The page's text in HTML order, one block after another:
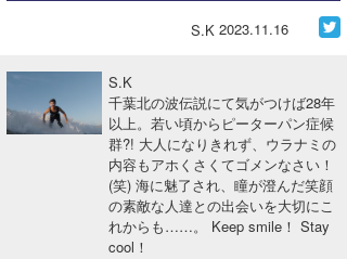
波情報･概況
WAVE HUNTER波予想ツール
サーフィンエリアガイド
S.K 2023.11.16
S.K
千葉北の波伝説にて気がつけば28年
以上。若い頃からピーターパン症候
群?! 大人になりきれず、ウラナミの
内容もアホくさくてゴメンなさい！
(笑) 海に魅了され、瞳が澄んだ笑顔
の素敵な人達との出会いを大切にこ
れからも……。 Keep smile！ Stay
cool！
アート＆エンタメ
ショップ情報